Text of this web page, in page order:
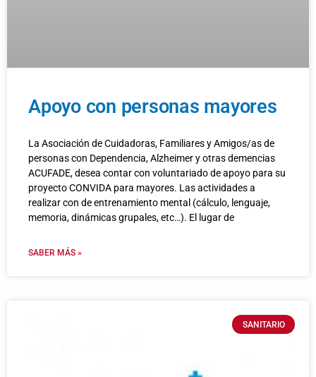
Apoyo con personas mayores
La Asociación de Cuidadoras, Familiares y Amigos/as de
personas con Dependencia, Alzheimer y otras demencias
ACUFADE, desea contar con voluntariado de apoyo para su
proyecto CONVIDA para mayores. Las actividades a
realizar con de entrenamiento mental (cálculo, lenguaje,
memoria, dinámicas grupales, etc…). El lugar de
SABER MÁS »
SANITARIO